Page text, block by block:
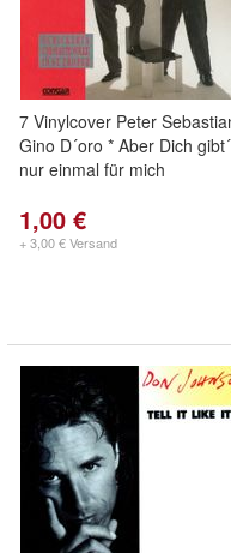
7 Vinylcover Peter
Gino D´oro * Aber Dich
nur einmal für mich
1,00 €
+ 3,00 € Versand